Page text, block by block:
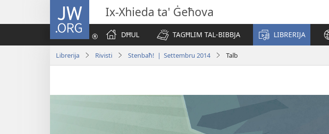
JW.ORG Ix-Xhieda ta' Ġeħova
DĦUL
TAGĦLIM TAL-BIBBJA LIBRERIJA
Librerija Rivisti Stenbaħ! | Settembru 2014 Talb